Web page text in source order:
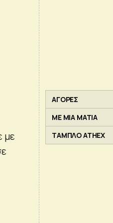
με
ΑΓΟΡΕΣ
ΜΕ ΜΙΑ ΜΑΤΙΑ
ΤΑΜΠΛΟ ATHEX